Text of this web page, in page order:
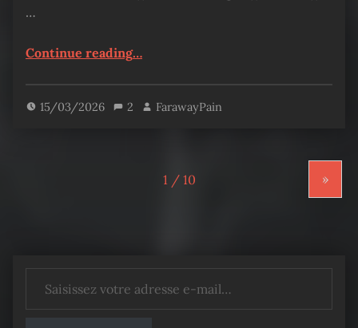
…
Continue reading“Tour des Mondes – Chapitre 408”
…
15/03/2026 2 FarawayPain
»